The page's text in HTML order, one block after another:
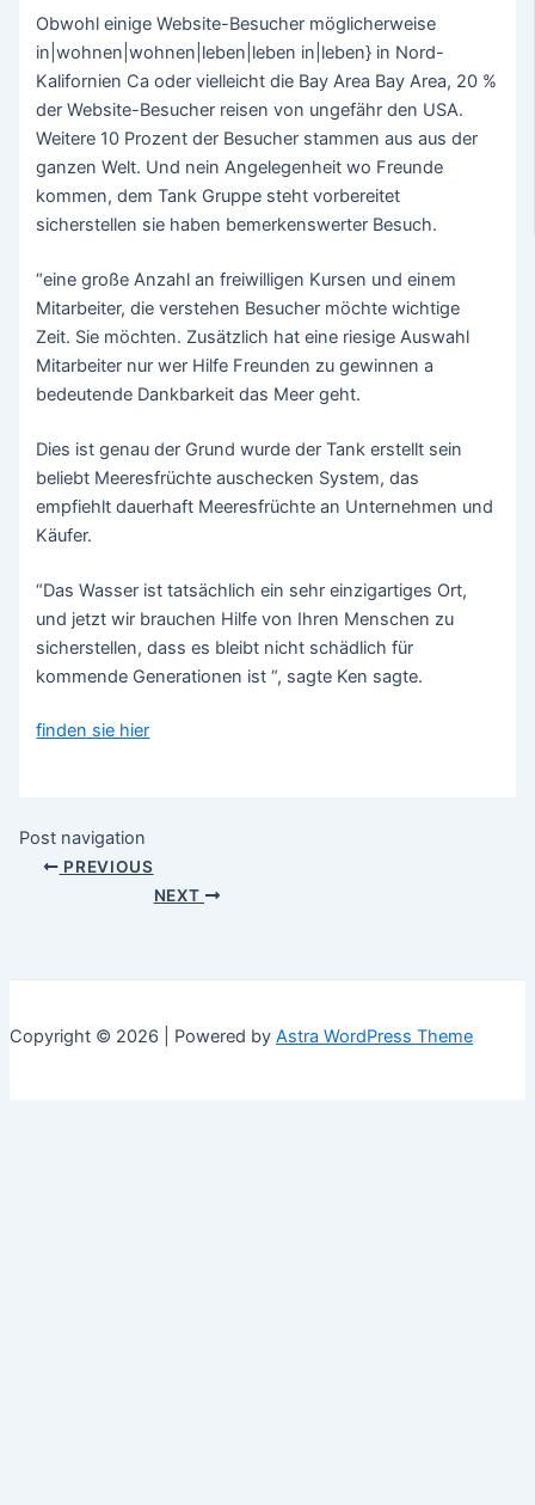
Obwohl einige Website-Besucher möglicherweise
in|wohnen|wohnen|leben|leben in|leben} in Nord-
Kalifornien Ca oder vielleicht die Bay Area Bay Area, 20 %
der Website-Besucher reisen von ungefähr den USA.
Weitere 10 Prozent der Besucher stammen aus aus der
ganzen Welt. Und nein Angelegenheit wo Freunde
kommen, dem Tank Gruppe steht vorbereitet
sicherstellen sie haben bemerkenswerter Besuch.
“eine große Anzahl an freiwilligen Kursen und einem
Mitarbeiter, die verstehen Besucher möchte wichtige
Zeit. Sie möchten. Zusätzlich hat eine riesige Auswahl
Mitarbeiter nur wer Hilfe Freunden zu gewinnen a
bedeutende Dankbarkeit das Meer geht.
Dies ist genau der Grund wurde der Tank erstellt sein
beliebt Meeresfrüchte auschecken System, das
empfiehlt dauerhaft Meeresfrüchte an Unternehmen und
Käufer.
“Das Wasser ist tatsächlich ein sehr einzigartiges Ort,
und jetzt wir brauchen Hilfe von Ihren Menschen zu
sicherstellen, dass es bleibt nicht schädlich für
kommende Generationen ist “, sagte Ken sagte.
finden sie hier
Post navigation
PREVIOUS
NEXT
Copyright © 2026 | Powered by Astra WordPress Theme